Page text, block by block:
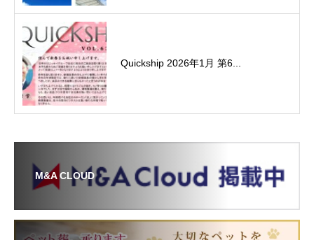
Quickship 2026年1月 第6...
M&A CLOUD